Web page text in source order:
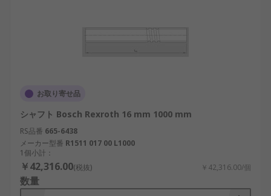
お取り寄せ品
シャフト Bosch Rexroth 16 mm 1000 mm
RS品番 665-6438
メーカー型番 R1511 017 00 L1000
1個小計：
￥42,316.00(税抜) ￥42,316.00/個
数量